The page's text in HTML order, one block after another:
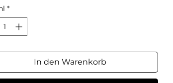
*
In den Warenkorb